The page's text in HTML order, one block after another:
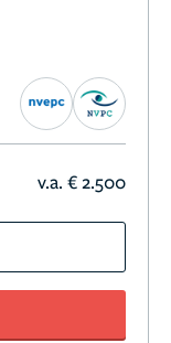
v.a. € 2.500